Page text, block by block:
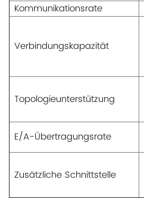
Kommunikationsrate
Verbindungskapazität
Topologieunterstützung
E/A-Übertragungsrate
Zusätzliche Schnittstelle